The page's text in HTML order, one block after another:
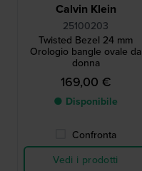
Calvin Klein
25100203
Twisted Bezel 24 mm
Orologio bangle ovale da
donna
169,00 €
● Disponibile
Confronta
Vedi i prodotti